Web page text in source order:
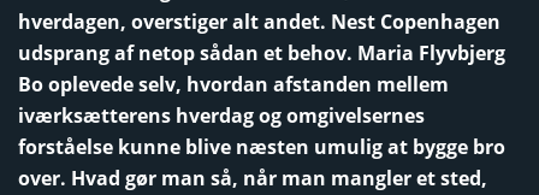
hverdagen, overstiger alt andet. Nest Copenhagen
udsprang af netop sådan et behov. Maria Flyvbjerg
Bo oplevede selv, hvordan afstanden mellem
iværksætterens hverdag og omgivelsernes
forståelse kunne blive næsten umulig at bygge bro
over. Hvad gør man så, når man mangler et sted,